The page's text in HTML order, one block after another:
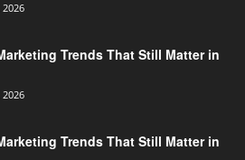
Trends That Still Matter in
Trends That Still Matter in